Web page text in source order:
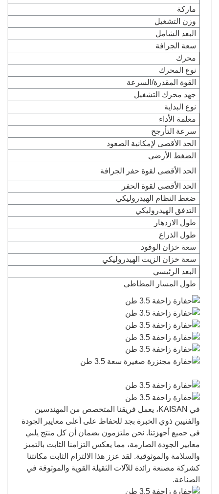
ماركة
وزن التشغيل
البعد الشامل
سعة الجرافة
محرك
نوع المحرك
القوة المقدرة/السرعة
جهد محرك التشغيل
نوع البداية
معلمة الأداء
سرعة التأرجح
الحد الأقصى لإمكانية الصعود
الضغط الأرضي
الحد الأقصى لقوة حفر الجرافة
الحد الأقصى لقوة الحفر
ضغط النظام الهيدروليكي
التدفق الهيدروليكي
طول الازدهار
طول الذراع
سعة خزان الوقود
سعة خزان الزيت الهيدروليكي
البعد الرئيسي
طول المسار المطاطي
في KAISAN، يعمل فريقنا المتخصص من المهندسين
والفنيين ذوي الخبرة بجد للحفاظ على أعلى معايير الجودة
في جميع أجهزتنا. نحن ملتزمون بضمان أن كل منتج يلبي
معايير الجودة الصارمة، مما يعكس التزامنا الثابت بالتميز
والسلامة والموثوقية. لقد عزز هذا الالتزام الثابت مكانتنا
كشركة مصنعة رائدة للآلات الثقيلة القوية والموثوقة في
الصناعة.